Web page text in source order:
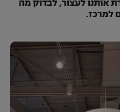
אותנו לעצור, לבדוק מה
למרכז.